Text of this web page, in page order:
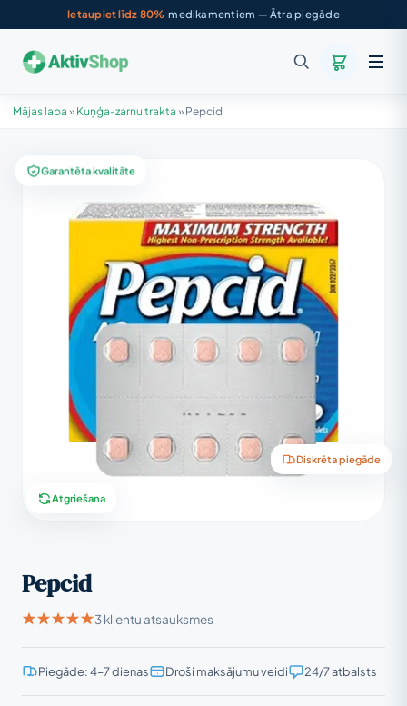
Ietaupiet līdz 80% medikamentiem — Ātra piegāde
Mājas lapa » Kuņģa-zarnu trakta » Pepcid
Garantēta kvalitāte
Diskrēta piegāde
Atgriešana
Pepcid
3 klientu atsauksmes
Piegāde: 4–7 dienas Droši maksājumu veidi 24/7 atbalsts